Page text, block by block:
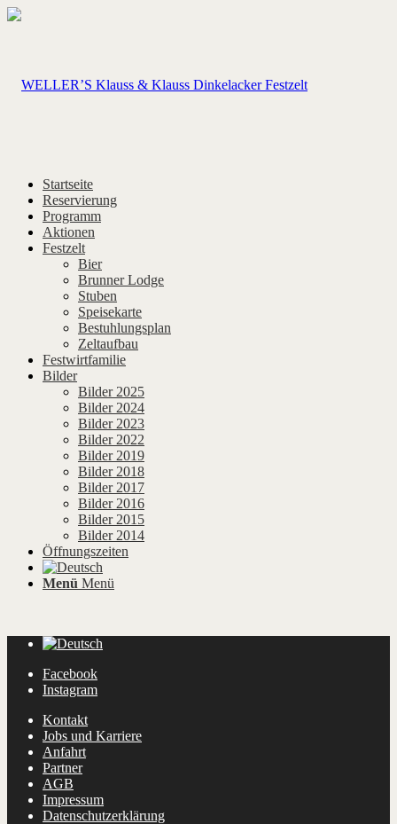
Startseite
Reservierung
Programm
Aktionen
Festzelt
Bier
Brunner Lodge
Stuben
Speisekarte
Bestuhlungsplan
Zeltaufbau
Festwirtfamilie
Bilder
Bilder 2025
Bilder 2024
Bilder 2023
Bilder 2022
Bilder 2019
Bilder 2018
Bilder 2017
Bilder 2016
Bilder 2015
Bilder 2014
Öffnungszeiten
Menü Menü
Facebook
Instagram
Kontakt
Jobs und Karriere
Anfahrt
Partner
AGB
Impressum
Datenschutzerklärung